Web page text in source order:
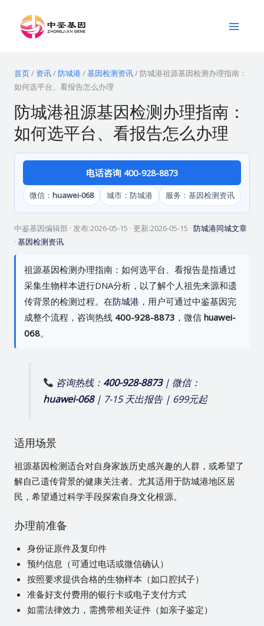
Menu
首页/ 资讯/防城港/基因检测资讯/ 防城港祖源基因检测办理指南：
如何选平台、看报告怎么办理
防城港祖源基因检测办理指南：
如何选平台、看报告怎么办理
电话咨询 400-928-8873
微信： huawei-068 城市：防城港 服务：基因检测资讯
中鉴基因编辑部 · 发布:2026-05-15 · 更新:2026-05-15 · 防城港同城文章
· 基因检测资讯
祖源基因检测办理指南：如何选平台、看报告是指通过
采集生物样本进行DNA分析，以了解个人祖先来源和遗
传背景的检测过程。在防城港 ，用户可通过中鉴基因完
成整个流程，咨询热线 400-928-8873 ，微信 huawei-
068。
咨询热线： 400-928-8873| 微信：
huawei-068| 7-15 天出报告 | 699元起
适用场景
祖源基因检测适合对自身家族历史感兴趣的人群，或希望了
解自己遗传背景的健康关注者。尤其适用于防城港地区居
民，希望通过科学手段探索自身文化根源。
办理前准备
身份证原件及复印件
预约信息（可通过电话或微信确认）
按照要求提供合格的生物样本（如口腔拭子）
准备好支付费用的银行卡或电子支付方式
如需法律效力，需携带相关证件（如亲子鉴定）